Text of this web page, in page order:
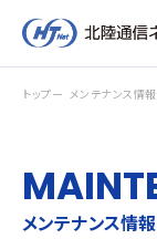
トップ メンテナンス情報
メンテナンス情報